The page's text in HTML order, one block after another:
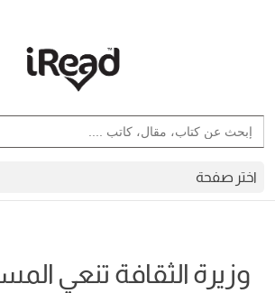
Search
for:
Search Button
اختر صفحة
وزيرة الثقافة تنعي